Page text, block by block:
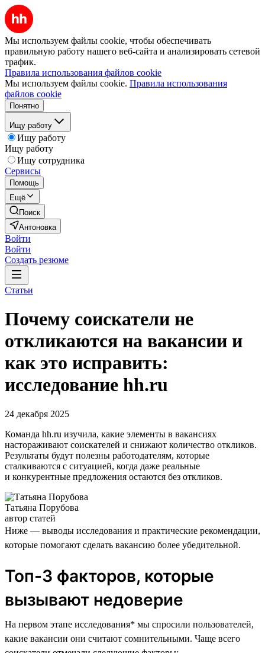
Мы используем файлы cookie, чтобы обеспечивать
правильную работу нашего веб-сайта и анализировать сетевой
трафик.
Правила использования файлов cookie
Мы используем файлы cookie. Правила использования
файлов cookie
Понятно
Ищу работу
Ищу работу
Ищу работу
Ищу сотрудника
Сервисы
Помощь
Ещё
Поиск
Антоновка
Войти
Войти
Создать резюме
Статьи
Почему соискатели не
откликаются на вакансии и
как это исправить:
исследование hh.ru
24 декабря 2025
Команда hh.ru изучила, какие элементы в вакансиях
настораживают соискателей и снижают количество откликов.
Результаты будут полезны работодателям, которые
сталкиваются с ситуацией, когда даже реальные
и конкурентные предложения остаются без откликов.
Татьяна Порубова
автор статей
Ниже — выводы исследования и практические рекомендации,
которые помогают сделать вакансию более убедительной.
Топ-3 факторов, которые
вызывают недоверие
На первом этапе исследования* мы спросили пользователей,
какие вакансии они считают сомнительными. Чаще всего